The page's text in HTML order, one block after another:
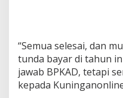
“Semua selesai, dan
tunda bayar di tahun
jawab BPKAD, tetapi
kepada